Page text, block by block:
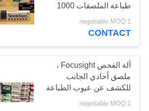
نظم رؤية مراقبة
الجودة
13
طباعة الملصقات 1000
واط
negotiable MOQ:1
CONTACT
آلة الفحص Focusight ،
ملصق أحادي الجانب
للكشف عن عيوب الطباعة
والكود
negotiable MOQ:1